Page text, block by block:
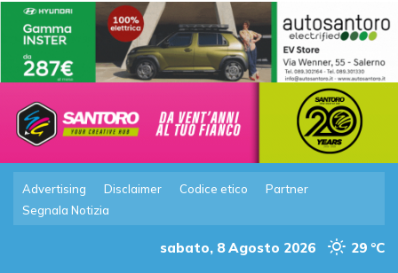
Advertising Disclaimer Codice etico
Partner
Segnala Notizia
sabato, 8 Agosto 2026 29 °C